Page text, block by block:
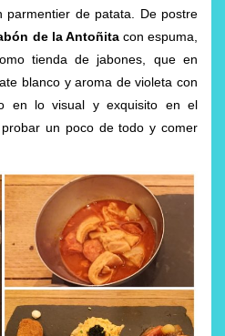
parmentier de patata. De postre
de la Antoñitacon espuma,
tienda de jabones, que en
blanco y aroma de violeta con
en lo visual y exquisito en el
un poco de todo y comer